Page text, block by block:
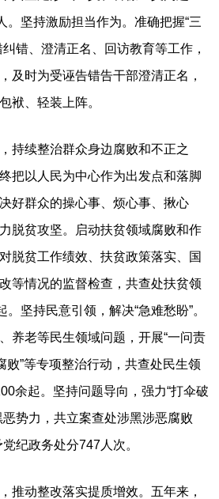
。坚持激励担当作为。准确把握“三
错、澄清正名、回访教育等工作，
及时为受诬告错告干部澄清正名，
袱、轻装上阵。
续整治群众身边腐败和不正之
把以人民为中心作为出发点和落脚
好群众的操心事、烦心事、揪心
脱贫攻坚。启动扶贫领域腐败和作
脱贫工作绩效、扶贫政策落实、国
等情况的监督检查，共查处扶贫领
坚持民意引领，解决“急难愁盼”。
养老等民生领域问题，开展“一问责
败”等专项整治行动，共查处民生领
余起。坚持问题导向，强力“打伞破
恶势力，共立案查处涉黑涉恶腐败
纪政务处分747人次。
整改落实提质增效。五年来，